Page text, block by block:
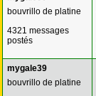
bouvrillo de platine
4321 messages
postés
mygale39
bouvrillo de platine